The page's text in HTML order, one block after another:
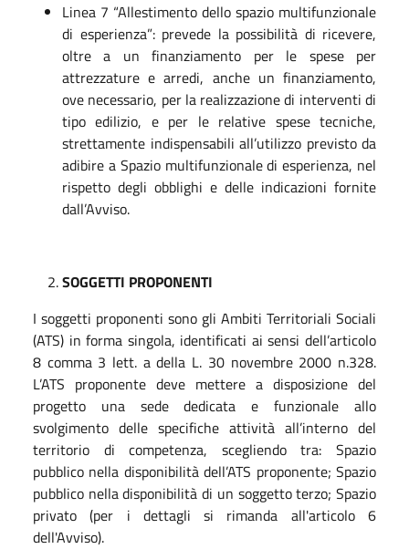
Linea 7 “Allestimento dello spazio multifunzionale
di esperienza”: prevede la possibilità di ricevere,
oltre a un finanziamento per le spese per
attrezzature e arredi, anche un finanziamento,
ove necessario, per la realizzazione di interventi di
tipo edilizio, e per le relative spese tecniche,
strettamente indispensabili all’utilizzo previsto da
adibire a Spazio multifunzionale di esperienza, nel
rispetto degli obblighi e delle indicazioni fornite
dall’Avviso.
SOGGETTI PROPONENTI
I soggetti proponenti sono gli Ambiti Territoriali Sociali
(ATS) in forma singola, identificati ai sensi dell’articolo
8 comma 3 lett. a della L. 30 novembre 2000 n.328.
L’ATS proponente deve mettere a disposizione del
progetto una sede dedicata e funzionale allo
svolgimento delle specifiche attività all’interno del
territorio di competenza, scegliendo tra: Spazio
pubblico nella disponibilità dell’ATS proponente; Spazio
pubblico nella disponibilità di un soggetto terzo; Spazio
privato (per i dettagli si rimanda all'articolo 6
dell'Avviso).